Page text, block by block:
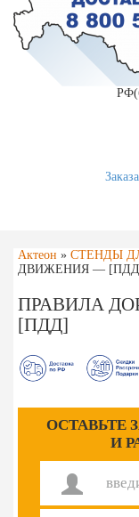
Актеон » СТЕНДЫ
ДВИЖЕНИЯ —
ПРАВИЛА
[ПДД]
ОСТАВЬТЕ
И